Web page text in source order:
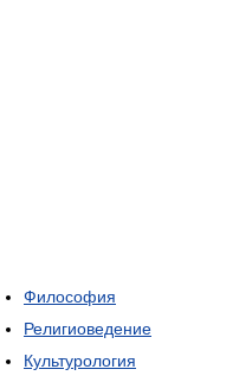
Философия
Религиоведение
Культурология